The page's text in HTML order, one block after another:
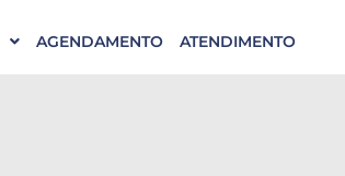
AGENDAMENTO ATENDIMENTO